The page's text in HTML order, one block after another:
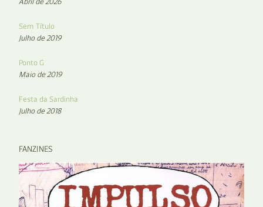
Sem Título
Julho de 2019
Ponto G
Maio de 2019
Festa da Sardinha
Julho de 2018
FANZINES